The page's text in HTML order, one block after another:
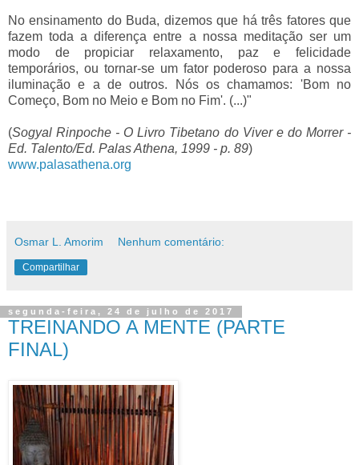
No ensinamento do Buda, dizemos que há três fatores que
fazem toda a diferença entre a nossa meditação ser um
modo de propiciar relaxamento, paz e felicidade
temporários, ou tornar-se um fator poderoso para a nossa
iluminação e a de outros. Nós os chamamos: 'Bom no
Começo, Bom no Meio e Bom no Fim'. (...)"
(Sogyal Rinpoche - O Livro Tibetano do Viver e do Morrer -
Ed. Talento/Ed. Palas Athena, 1999 - p. 89)
www.palasathena.org
Osmar L. Amorim Nenhum comentário:
Compartilhar
segunda-feira, 24 de julho de 2017
TREINANDO A MENTE (PARTE
FINAL)